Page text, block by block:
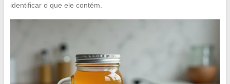
identificar o que ele contém.